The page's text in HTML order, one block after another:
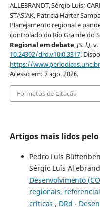
ALLEBRANDT, Sérgio Luís;
STASIAK, Patricia Harter
Planejamento regional e
controlado do Rio Grande do
Regional em debate,[S. l.], v.
10.24302/drd.v10i0.3317.
https://
Acesso em: 7 ago. 2026.
Formatos de Citação
Artigos mais lidos
Pedro Luís
Sérgio Luís
Desenvolvimento
regionais,
críticas , DRd -